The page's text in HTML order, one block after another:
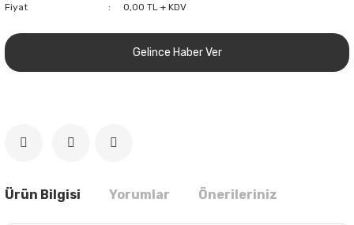
Fiyat
0,00 TL + KDV
Gelince Haber Ver
Ürün Bilgisi Yorumlar Önerileriniz